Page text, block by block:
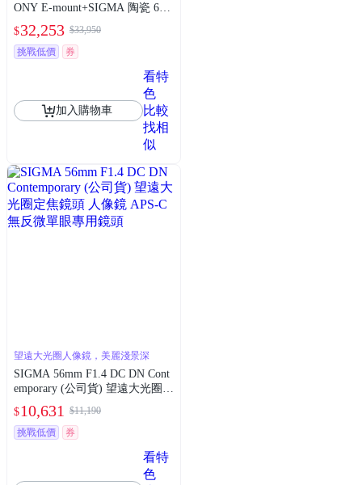
ONY E-mount+SIGMA 陶瓷 67m
球+3030麂皮清潔布 (公司貨)
$32,253 $33,950
挑戰低價
券
加入購物車
看特
色
比較
找相
似
望遠大光圈人像鏡，美麗淺景深
SIGMA 56mm F1.4 DC DN Cont
emporary (公司貨) 望遠大光圈定
眼專用鏡頭
$10,631
$11,190
挑戰低價
券
看特
色